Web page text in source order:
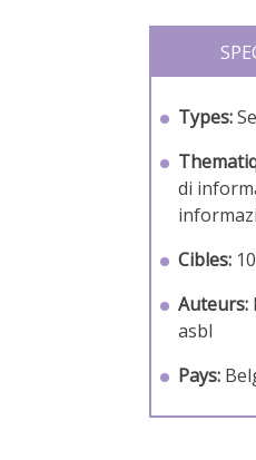
Types:
di
Cibles:
Auteurs:
asbl
Pays: